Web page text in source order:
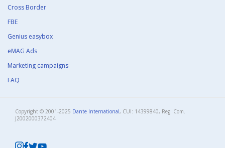
Cross Border
FBE
Genius easybox
eMAG Ads
Marketing campaigns
FAQ
Copyright © 2001-2025 Dante International, CUI: 14399840, Reg. Com.
J2002000372404​